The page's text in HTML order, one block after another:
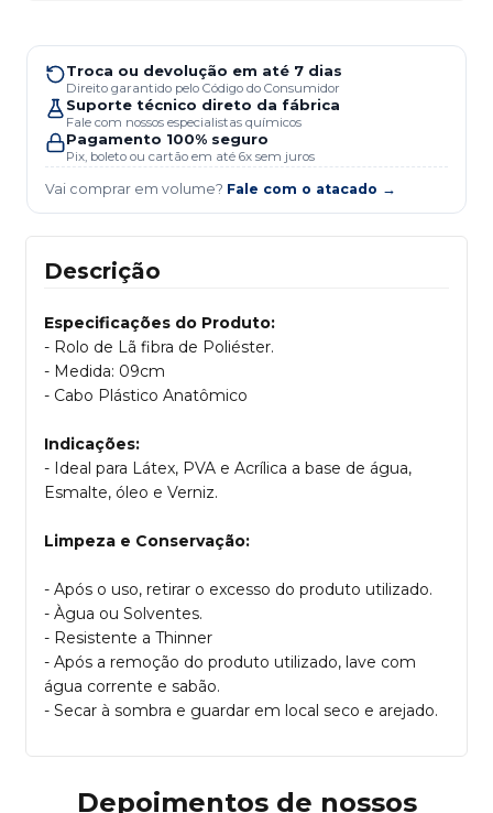
Troca ou devolução em até 7 dias
Direito garantido pelo Código do Consumidor
Suporte técnico direto da fábrica
Fale com nossos especialistas químicos
Pagamento 100% seguro
Pix, boleto ou cartão em até 6x sem juros
Vai comprar em volume? Fale com o atacado →
Descrição
Especificações do Produto:
- Rolo de Lã fibra de Poliéster.
- Medida: 09cm
- Cabo Plástico Anatômico
Indicações:
- Ideal para Látex, PVA e Acrílica a base de água,
Esmalte, óleo e Verniz.
Limpeza e Conservação:
- Após o uso, retirar o excesso do produto utilizado.
- Àgua ou Solventes.
- Resistente a Thinner
- Após a remoção do produto utilizado, lave com
água corrente e sabão.
- Secar à sombra e guardar em local seco e arejado.
Depoimentos de nossos